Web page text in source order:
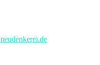
neudenkerei.de